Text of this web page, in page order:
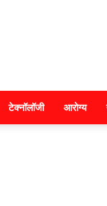
टेक्नॉलॉजी आरोग्य